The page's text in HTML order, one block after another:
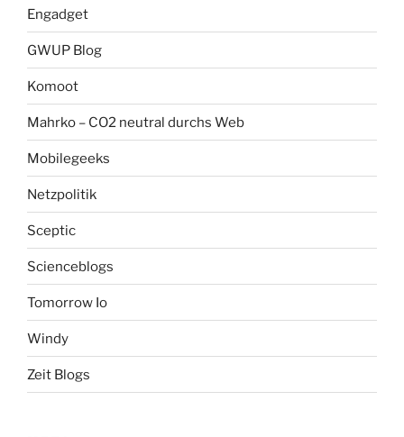
Engadget
GWUP Blog
Komoot
Mahrko – CO2 neutral durchs Web
Mobilegeeks
Netzpolitik
Sceptic
Scienceblogs
Tomorrow Io
Windy
Zeit Blogs